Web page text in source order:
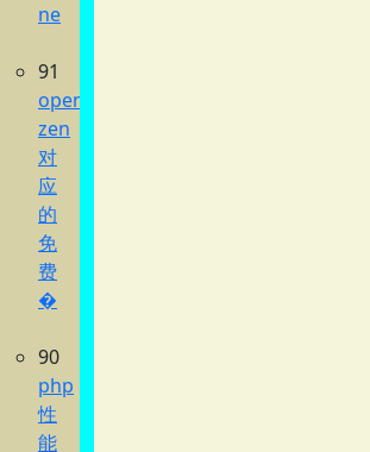
ne
91
opencode
zen
对
应
的
免
费
�
90
php
性
能